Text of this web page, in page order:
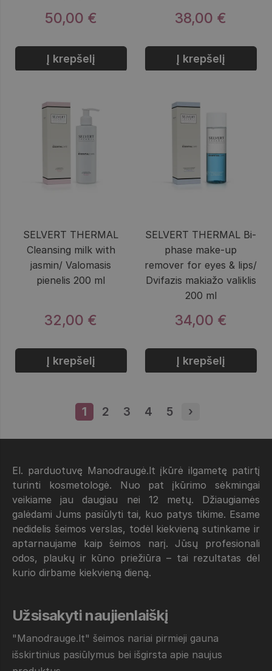
50,00 €
Į krepšelį
38,00 €
Į krepšelį
SELVERT THERMAL
Cleansing milk with
jasmin/ Valomasis
pienelis 200 ml
32,00 €
Į krepšelį
SELVERT THERMAL Bi-
phase make-up
remover for eyes & lips/
Dvifazis makiažo valiklis
200 ml
34,00 €
Į krepšelį
Puslapis
1 Puslapis
2 Puslapis
3 Puslapis
4 Puslapis
5 Next page
›
El. parduotuvę Manodraugė.lt įkūrė ilgametę patirtį
turinti kosmetologė. Nuo pat įkūrimo sėkmingai
veikiame jau daugiau nei 12 metų. Džiaugiamės
galėdami Jums pasiūlyti tai, kuo patys tikime. Esame
nedidelis šeimos verslas, todėl kiekvieną sutinkame ir
aptarnaujame kaip šeimos narį. Jūsų profesionali
odos, plaukų ir kūno priežiūra – tai rezultatas dėl
kurio dirbame kiekvieną dieną.
Užsisakyti naujienlaiškį
"Manodrauge.lt" šeimos nariai pirmieji gauna
išskirtinius pasiūlymus bei išgirsta apie naujus